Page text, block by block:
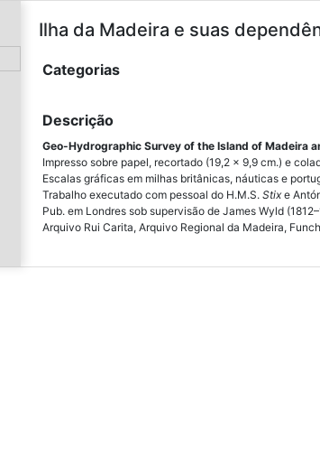
Ilha da Madeira e suas
Categorias
Descrição
Geo-Hydrographic Survey of the Island of Madeira
Impresso sobre papel, recortado (19,2 x 9,9 cm.) e
Escalas gráficas em milhas britânicas, náuticas e
Trabalho executado com pessoal do H.M.S.Stixe
Pub. em Londres sob supervisão de James Wyld
Arquivo Rui Carita, Arquivo Regional da Madeira,